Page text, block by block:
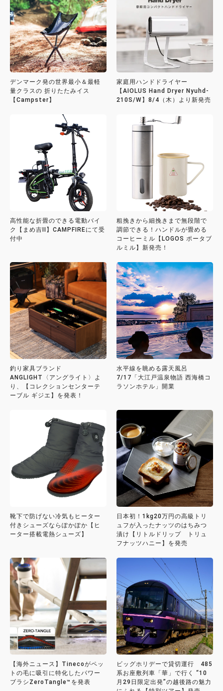
デンマーク発の世界最小＆最軽
量クラスの 折りたたみイス
【Campster】
家庭用ハンドドライヤー
【AIOLUS Hand Dryer Nyuhd-
210S/W】8/4（木）より新発売
高性能な折畳のできる電動バイ
ク【まめ吉II】CAMPFIREにて受
付中
粗挽きから細挽きまで無段階で
調節できる！ハンドルが畳める
コーヒーミル【LOGOS ポータブ
ルミル】新発売！
釣り家具ブランド
ANGLIGHT〈アングライト〉よ
り、【コレクションセンターテ
ーブル ギジエ】を発表！
水平線を眺める露天風呂
7/17「大江戸温泉物語 西海橋コ
ラソンホテル」開業
靴下で防げない冷気もヒーター
付きシューズならぽかぽか【ヒ
ーター搭載電熱シューズ】
日本初！1kg20万円の高級トリ
ュフが入ったナッツのはちみつ
漬け【リトルドリップ トリュ
フナッツハニー】を発売
【海外ニュース】Tinecoがペッ
トの毛に吸引に特化したパワー
ブラシZeroTangle™を発表
ビッグホリデーで貸切運行 485
系お座敷列車「華」で行く “10
月29日限定出発”の越後路の魅力